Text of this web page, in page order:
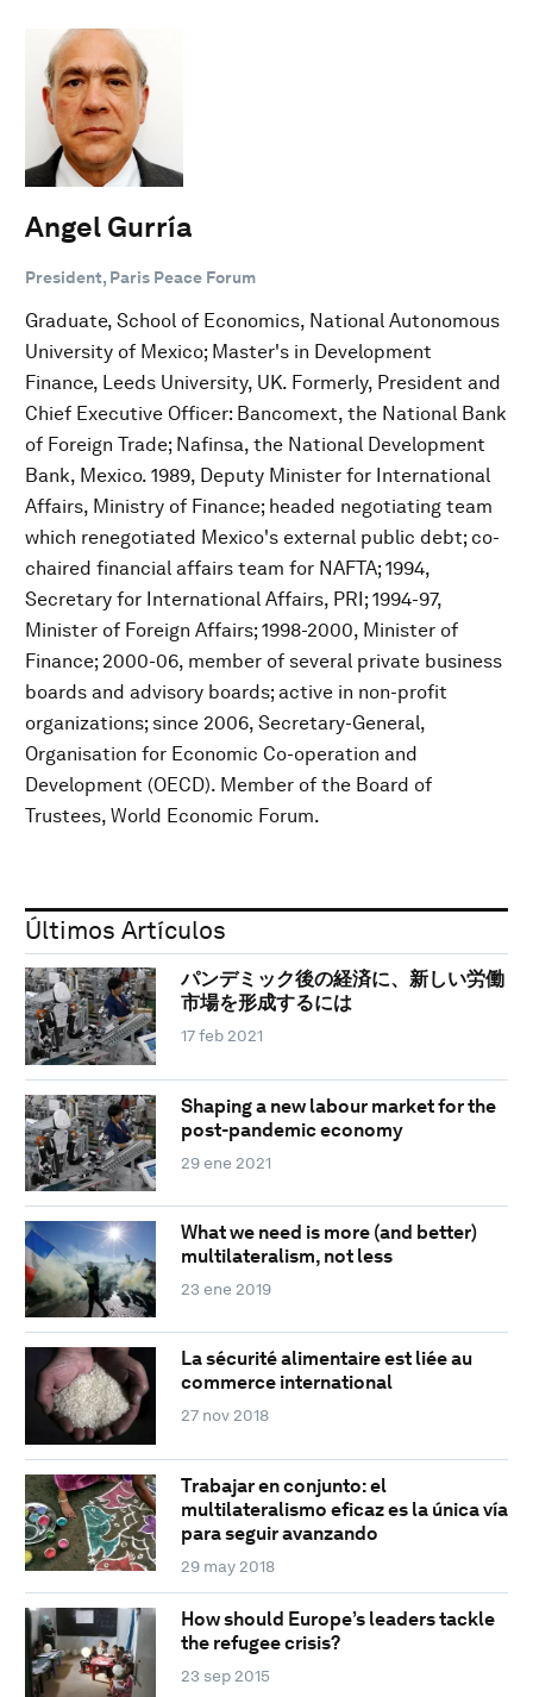
Angel Gurría
President, Paris Peace Forum
Graduate, School of Economics, National Autonomous
University of Mexico; Master's in Development
Finance, Leeds University, UK. Formerly, President and
Chief Executive Officer: Bancomext, the National Bank
of Foreign Trade; Nafinsa, the National Development
Bank, Mexico. 1989, Deputy Minister for International
Affairs, Ministry of Finance; headed negotiating team
which renegotiated Mexico's external public debt; co-
chaired financial affairs team for NAFTA; 1994,
Secretary for International Affairs, PRI; 1994-97,
Minister of Foreign Affairs; 1998-2000, Minister of
Finance; 2000-06, member of several private business
boards and advisory boards; active in non-profit
organizations; since 2006, Secretary-General,
Organisation for Economic Co-operation and
Development (OECD). Member of the Board of
Trustees, World Economic Forum.
Últimos Artículos
パンデミック後の経済に、新しい労働
市場を形成するには
17 feb 2021
Shaping a new labour market for the
post-pandemic economy
29 ene 2021
What we need is more (and better)
multilateralism, not less
23 ene 2019
La sécurité alimentaire est liée au
commerce international
27 nov 2018
Trabajar en conjunto: el
multilateralismo eficaz es la única vía
para seguir avanzando
29 may 2018
How should Europe’s leaders tackle
the refugee crisis?
23 sep 2015